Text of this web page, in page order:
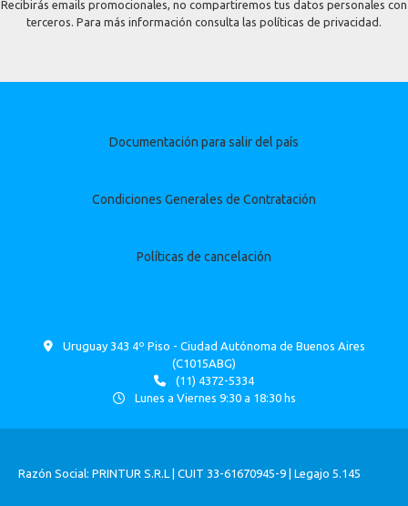
Recibirás emails promocionales, no compartiremos tus datos personales con
terceros. Para más información consulta las políticas de privacidad.
Documentación para salir del país
Condiciones Generales de Contratación
Políticas de cancelación
Uruguay 343 4º Piso - Ciudad Autónoma de Buenos Aires
(C1015ABG)
(11) 4372-5334
Lunes a Viernes 9:30 a 18:30 hs
Razón Social: PRINTUR S.R.L | CUIT 33-61670945-9 | Legajo 5.145